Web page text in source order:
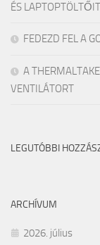
ÉS LAPTOPTÖLTŐIT
FEDEZD FEL A
A
VENTILÁTORT
LEGUTÓBBI
ARCHÍVUM
2026. július